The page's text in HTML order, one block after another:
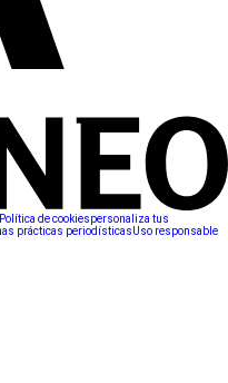
Política de cookiespersonaliza tus
prácticas periodísticasUso responsable